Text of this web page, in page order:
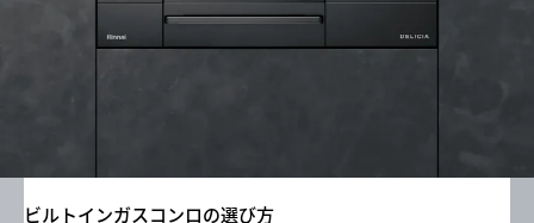
ビルトインガスコンロの選び方